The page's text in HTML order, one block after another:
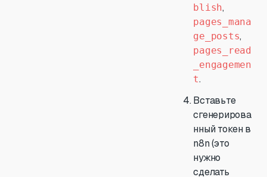
blish,
pages_mana
ge_posts,
pages_read
_engagemen
t.
Вставьте
сгенерирова
нный токен в
n8n (это
нужно
сделать